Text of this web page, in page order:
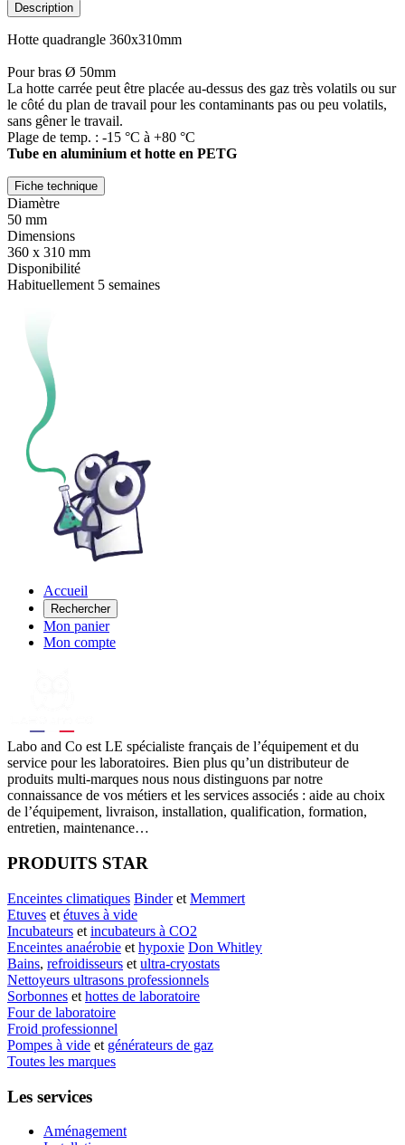
Description
Hotte quadrangle 360x310mm
Pour bras Ø 50mm
La hotte carrée peut être placée au-dessus des gaz très volatils ou sur
le côté du plan de travail pour les contaminants pas ou peu volatils,
sans gêner le travail.
Plage de temp. : -15 °C à +80 °C
Tube en aluminium et hotte en PETG
Fiche technique
Diamètre
50 mm
Dimensions
360 x 310 mm
Disponibilité
Habituellement 5 semaines
Accueil
Rechercher
Mon panier
Mon compte
Labo and Co est LE spécialiste français de l’équipement et du
service pour les laboratoires. Bien plus qu’un distributeur de
produits multi-marques nous nous distinguons par notre
connaissance de vos métiers et les services associés : aide au choix
de l’équipement, livraison, installation, qualification, formation,
entretien, maintenance…
PRODUITS STAR
Enceintes climatiques Binderet Memmert
Etuves et étuves à vide
Incubateurs et incubateurs à CO2
Enceintes anaérobie et hypoxie Don Whitley
Bains, refroidisseurs et ultra-cryostats
Nettoyeurs ultrasons professionnels
Sorbonnes et hottes de laboratoire
Four de laboratoire
Froid professionnel
Pompes à vide et générateurs de gaz
Toutes les marques
Les services
Aménagement